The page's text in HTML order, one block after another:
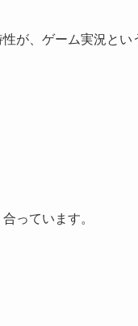
が、ゲーム実況とい
っています。